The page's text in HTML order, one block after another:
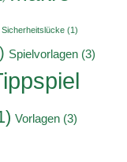
Sicherheitslücke (1)
Spielvorlagen (3)
Vorlagen (3)